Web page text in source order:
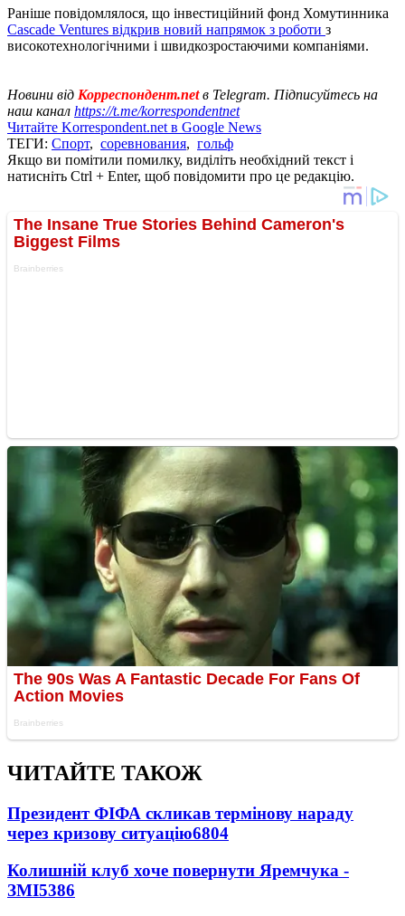
Раніше повідомлялося, що інвестиційний фонд Хомутинника
Cascade Ventures відкрив новий напрямок з роботи з
високотехнологічними і швидкозростаючими компаніями.
Новини від Корреспондент.netв Telegram. Підписуйтесь на
наш канал https://t.me/korrespondentnet
Читайте Korrespondent.net в Google News
ТЕГИ: Спорт, соревнования, гольф
Якщо ви помітили помилку, виділіть необхідний текст і
натисніть Ctrl + Enter, щоб повідомити про це редакцію.
ЧИТАЙТЕ ТАКОЖ
Президент ФІФА скликав термінову нараду
через кризову ситуацію6804
Колишній клуб хоче повернути Яремчука -
ЗМІ5386